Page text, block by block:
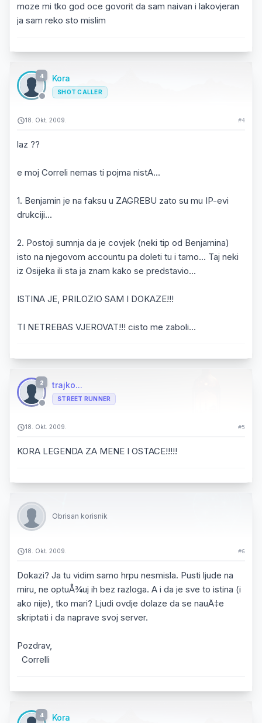
moze mi tko god oce govorit da sam naivan i lakovjeran
ja sam reko sto mislim
4 Kora
SHOT CALLER
18. Okt. 2009. #4
laz ??
e moj Correli nemas ti pojma nistA...
1. Benjamin je na faksu u ZAGREBU zato su mu IP-evi
drukciji...
2. Postoji sumnja da je covjek (neki tip od Benjamina)
isto na njegovom accountu pa doleti tu i tamo... Taj neki
iz Osijeka ili sta ja znam kako se predstavio...
ISTINA JE, PRILOZIO SAM I DOKAZE!!!
TI NETREBAS VJEROVAT!!! cisto me zaboli...
2 trajko...
STREET RUNNER
18. Okt. 2009. #5
KORA LEGENDA ZA MENE I OSTACE!!!!!
Obrisan korisnik
18. Okt. 2009. #6
Dokazi? Ja tu vidim samo hrpu nesmisla. Pusti ljude na
miru, ne optuÅ¾uj ih bez razloga. A i da je sve to istina (i
ako nije), tko mari? Ljudi ovdje dolaze da se nauÄ‡e
skriptati i da naprave svoj server.
Pozdrav,
Correlli
4 Kora